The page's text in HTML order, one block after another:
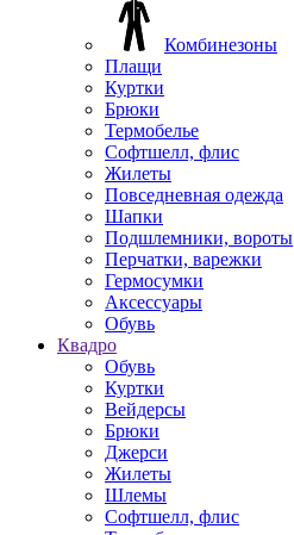
Комбинезоны
Плащи
Куртки
Брюки
Термобелье
Софтшелл, флис
Жилеты
Повседневная одежда
Шапки
Подшлемники, вороты
Перчатки, варежки
Гермосумки
Аксессуары
Обувь
Квадро
Обувь
Куртки
Вейдерсы
Брюки
Джерси
Жилеты
Шлемы
Софтшелл, флис